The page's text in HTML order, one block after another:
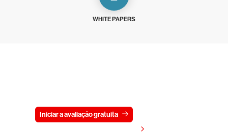
WHITE PAPERS
Iniciar a avaliação gratuita